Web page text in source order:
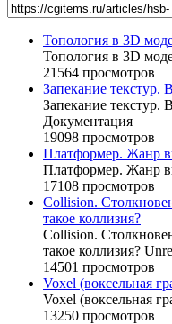
Топология в 3D
Топология в 3D
21564 просмотров
Запекание текстур.
Запекание текстур.
Документация
19098 просмотров
Платформер. Жанр
Платформер. Жанр
17108 просмотров
Collision.
такое коллизия?
Collision.
такое коллизия?
14501 просмотров
Voxel (воксельная
Voxel (воксельная
13250 просмотров